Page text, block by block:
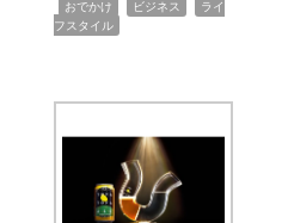
おでかけ ビジネス
ライ
フスタイル